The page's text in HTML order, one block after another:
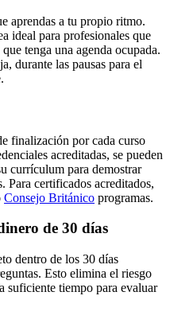
aprendas a tu propio ritmo.
ideal para profesionales que
tenga una agenda ocupada.
durante las pausas para el
finalización por cada curso
acreditadas, se pueden
currículum para demostrar
Para certificados acreditados,
Consejo Británico programas.
de 30 días
dentro de los 30 días
Esto elimina el riesgo
suficiente tiempo para evaluar